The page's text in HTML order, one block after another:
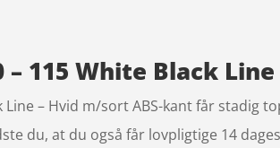
– 115 White Black
Line – Hvid m/sort ABS-kant får
du, at du også får lovpligtige 14